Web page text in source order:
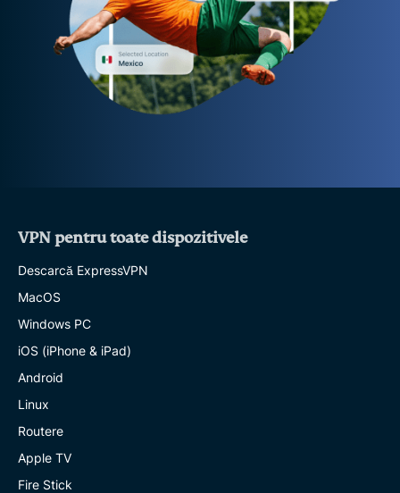
VPN pentru toate dispozitivele
Descarcă ExpressVPN
MacOS
Windows PC
iOS (iPhone & iPad)
Android
Linux
Routere
Apple TV
Fire Stick